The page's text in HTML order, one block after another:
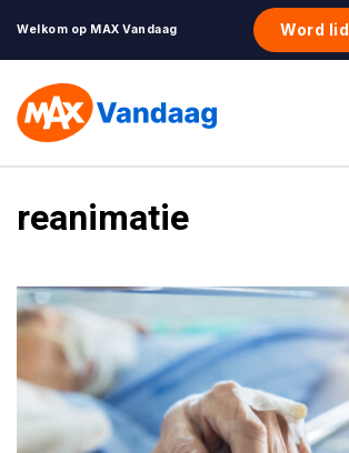
Welkom op MAX Vandaag Word lid
reanimatie